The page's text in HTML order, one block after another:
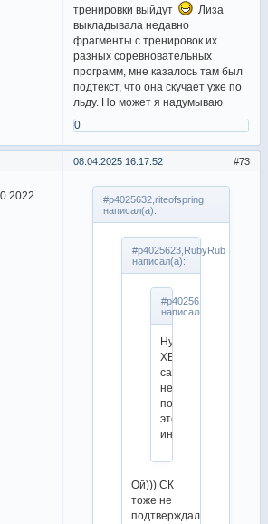
тренировки выйдут
Лиза
выкладывала недавно
фрагменты с тренировок их
разных соревновательных
программ, мне казалось там был
подтекст, что она скучает уже по
льду. Но может я надумываю
0
73
08.04.2025 16:17:52
#p4025632,riteofspring
написал(а):
#p4025623,RubyRub
написал(а):
#p4025617,riteofspring
написал(а):
Ну
ХБ
сами
не
подтверждали
этой
информации
Ой))) СК
тоже не
подтверждали